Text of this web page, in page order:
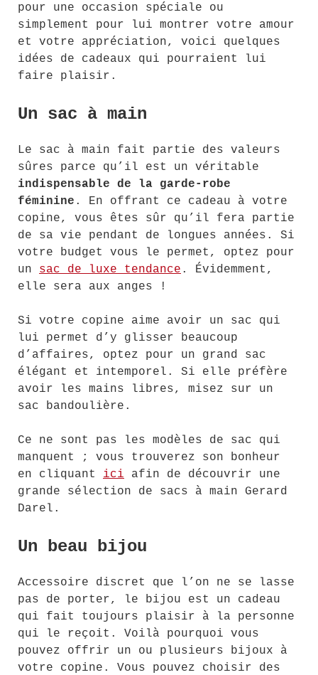
pour une occasion spéciale ou
simplement pour lui montrer votre amour
et votre appréciation, voici quelques
idées de cadeaux qui pourraient lui
faire plaisir.
Un sac à main
Le sac à main fait partie des valeurs
sûres parce qu’il est un véritable
indispensable de la garde-robe
féminine . En offrant ce cadeau à votre
copine, vous êtes sûr qu’il fera partie
de sa vie pendant de longues années. Si
votre budget vous le permet, optez pour
un sac de luxe tendance . Évidemment,
elle sera aux anges !
Si votre copine aime avoir un sac qui
lui permet d’y glisser beaucoup
d’affaires, optez pour un grand sac
élégant et intemporel. Si elle préfère
avoir les mains libres, misez sur un
sac bandoulière.
Ce ne sont pas les modèles de sac qui
manquent ; vous trouverez son bonheur
en cliquant ici afin de découvrir une
grande sélection de sacs à main Gerard
Darel.
Un beau bijou
Accessoire discret que l’on ne se lasse
pas de porter, le bijou est un cadeau
qui fait toujours plaisir à la personne
qui le reçoit. Voilà pourquoi vous
pouvez offrir un ou plusieurs bijoux à
votre copine. Vous pouvez choisir des